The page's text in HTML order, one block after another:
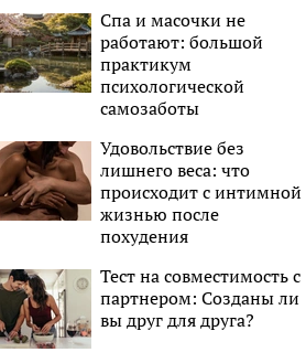
Спа и масочки не
работают: большой
практикум
психологической
самозаботы
Удовольствие без
лишнего веса: что
происходит с интимной
жизнью после
похудения
Тест на совместимость с
партнером: Созданы ли
вы друг для друга?